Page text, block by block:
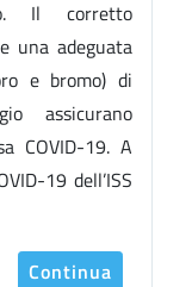
Il corretto
una adeguata
e bromo) di
assicurano
COVID-19. A
19 dell’ISS
Continua